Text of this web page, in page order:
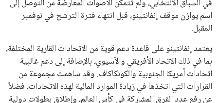
القائمة البريدية
انضم إلى قائمة المشتركين لدينا لتحصل على أحدث الأخبار، التحديثات
والعروض الخاصة مباشرة في صندوق بريدك
اشتراك